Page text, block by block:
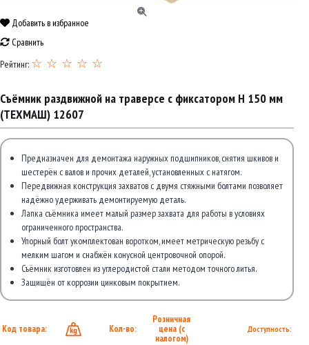
Добавить в избранное
Сравнить
Рейтинг: ☆ ☆ ☆ ☆ ☆
Съёмник раздвижной на траверсе с фиксатором H 150 мм
(ТЕХМАШ) 12607
Предназначен для демонтажа наружных подшипников, снятия шкивов и
шестерён с валов и прочих деталей, установленных с натягом.
Передвижная конструкция захватов с двумя стяжными болтами позволяет
надёжно удерживать демонтируемую деталь.
Лапка съёмника имеет малый размер захвата для работы в условиях
ограниченного пространства.
Упорный болт укомплектован воротком, имеет метрическую резьбу с
мелким шагом и снабжён конусной центровочной опорой.
Съёмник изготовлен из углеродистой стали методом точного литья.
Защищён от коррозии цинковым покрытием.
Код товара: Кол-во:
Розничная
цена (с
налогом)
Доступность: